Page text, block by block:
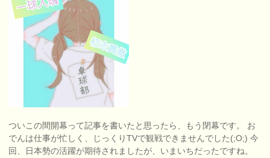
ついこの間開幕って記事を書いたと思ったら、もう閉幕です。 お
でんは仕事が忙しく、じっくりTVで観戦できませんでした(;O;) 今
回、日本勢の活躍が期待されましたが、いまいちだったですね。